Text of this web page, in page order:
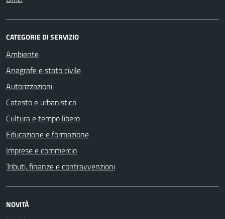
CATEGORIE DI SERVIZIO
Ambiente
Anagrafe e stato civile
Autorizzazioni
Catasto e urbanistica
Cultura e tempo libero
Educazione e formazione
Imprese e commercio
Tributi, finanze e contravvenzioni
NOVITÀ